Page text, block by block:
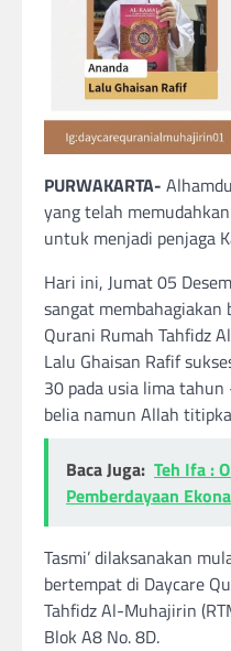
PURWAKARTA-
yang telah
untuk menjadi penjaga
Hari ini, Jumat 05
sangat membahagiakan
Qurani Rumah Tahfidz
Lalu Ghaisan Rafif
30 pada usia lima
belia namun Allah
Baca Juga: Teh Ifa :
Pemberdayaan
Tasmi’ dilaksanakan
bertempat di Daycare
Tahfidz Al-Muhajirin
Blok A8 No. 8D.